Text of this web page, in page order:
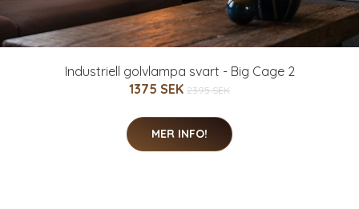
Industriell golvlampa svart - Big Cage 2
1375 SEK 2395 SEK
MER INFO!